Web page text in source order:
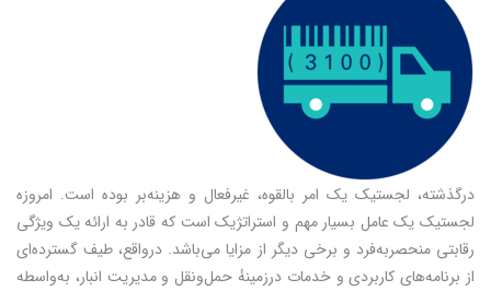
درگذشته، لجستیک یک امر بالقوه، غیرفعال و هزینه‌بر بوده است. امروزه
لجستیک یک عامل بسیار مهم و استراتژیک است که قادر به ارائه یک ویژگی
رقابتی منحصربه‌فرد و برخی دیگر از مزایا می‌باشد. درواقع، طیف گسترده‌ای
از برنامه‌های کاربردی و خدمات درزمینهٔ حمل‌ونقل و مدیریت انبار، به‌واسطه